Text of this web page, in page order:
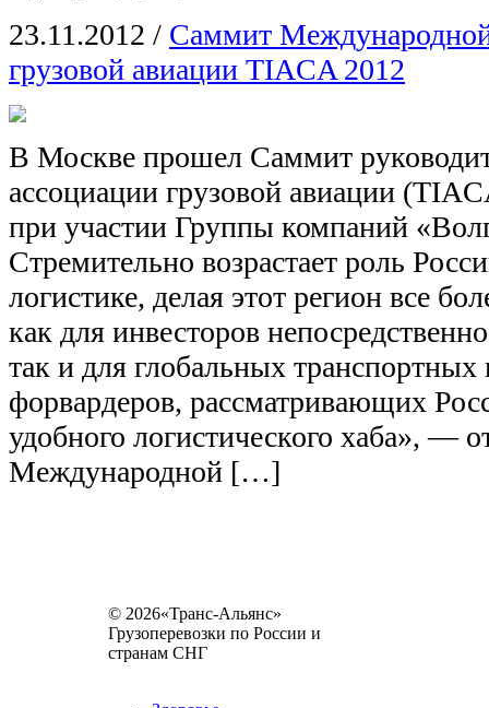
23.11.2012 / Саммит
грузовой авиации TIACA 2012
В Москве прошел Саммит
ассоциации грузовой авиации
при участии Группы компаний
Стремительно возрастает роль
логистике, делая этот регион все
как для инвесторов
так и для глобальных
форвардеров, рассматривающих
удобного логистического хаба», —
Международной […]
© 2026«Транс-Альянс»
Грузоперевозки по России и
странам СНГ